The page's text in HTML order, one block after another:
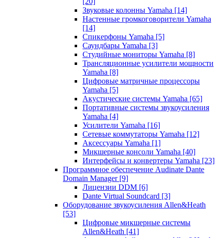
Звуковые колонны Yamaha [14]
Настенные громкоговорители Yamaha
[14]
Спикерфоны Yamaha [5]
Саундбары Yamaha [3]
Студийные мониторы Yamaha [8]
Трансляционные усилители мощности
Yamaha [8]
Цифровые матричные процессоры
Yamaha [5]
Акустические системы Yamaha [65]
Портативные системы звукоусиления
Yamaha [4]
Усилители Yamaha [16]
Сетевые коммутаторы Yamaha [12]
Аксессуары Yamaha [1]
Микшерные консоли Yamaha [40]
Интерфейсы и конвертеры Yamaha [23]
Программное обеспечение Audinate Dante
Domain Manager [9]
Лицензии DDM [6]
Dante Virtual Soundcard [3]
Оборудование звукоусиления Allen&Heath
[53]
Цифровые микшерные системы
Allen&Heath [41]